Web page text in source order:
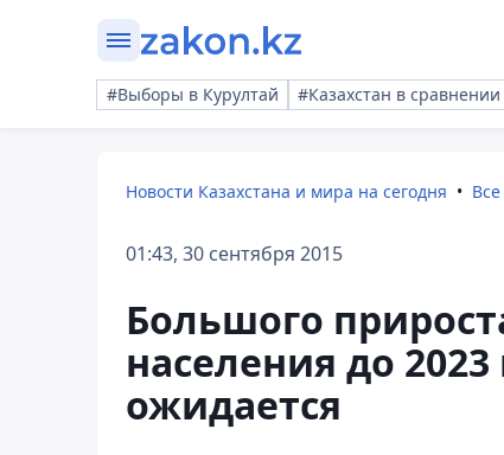
#Выборы в Курултай #Казахстан в сравнении
Новости Казахстана и мира на сегодня
01:43, 30 сентября 2015
Большого
населения до 2023
ожидается